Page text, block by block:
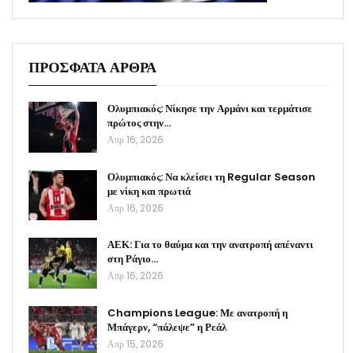
ΠΡΟΣΦΑΤΑ ΑΡΘΡΑ
Ολυμπιακός: Νίκησε την Αρμάνι και τερμάτισε
πρώτος στην…
Απρ 16, 2026
Ολυμπιακός: Να κλείσει τη Regular Season
με νίκη και πρωτιά
Απρ 16, 2026
ΑΕΚ: Για το θαύμα και την ανατροπή απέναντι
στη Ράγιο…
Απρ 16, 2026
Champions League: Με ανατροπή η
Μπάγερν, “πάλεψε” η Ρεάλ
Απρ 15, 2026